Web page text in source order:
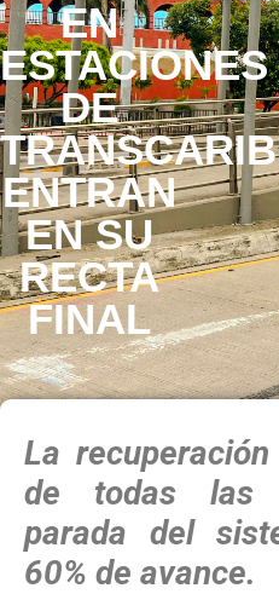
EN
ESTACIONES
DE
ENTRAN
EN SU
RECTA
FINAL
La
de todas las
parada del
60% de avance.